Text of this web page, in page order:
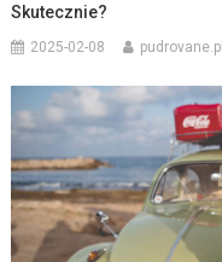
Skutecznie?
2025-02-08 pudrovane.pl